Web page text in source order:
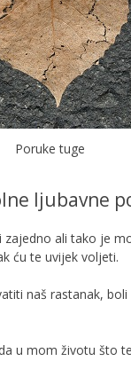
Poruke tuge
ljubavne
zajedno ali tako je
ću te uvijek voljeti.
naš rastanak, boli
u mom životu što